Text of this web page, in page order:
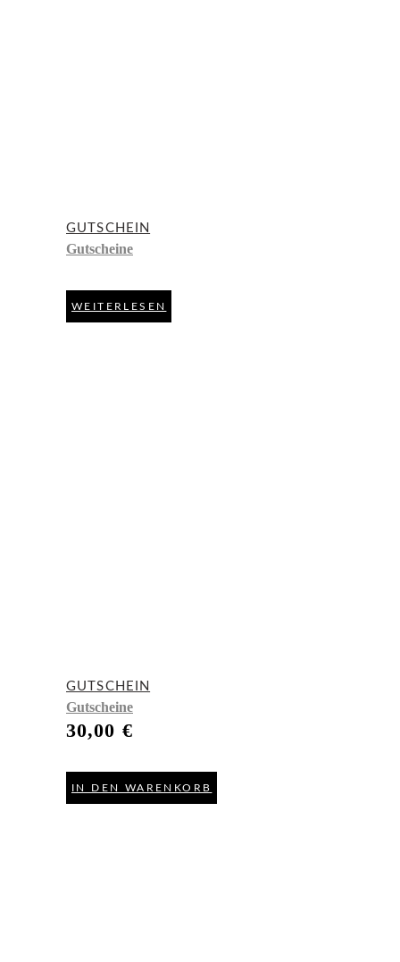
GUTSCHEIN
Gutscheine
WEITERLESEN
GUTSCHEIN
Gutscheine
30,00 €
IN DEN WARENKORB